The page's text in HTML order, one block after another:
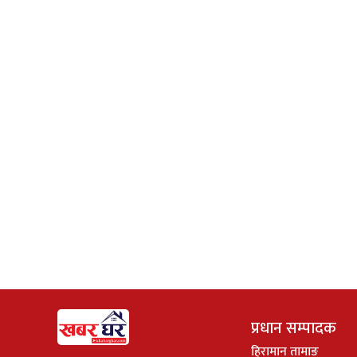
प्रधान सम्पादक
हिरामान तामाङ